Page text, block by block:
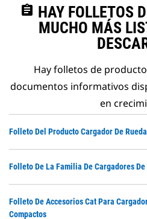
assignment HAY FOLLETOS
MUCHO MÁS
Hay folletos de
documentos informativos
en
Folleto Del Producto Cargador De
Folleto De La Familia De Cargadores
Folleto De Accesorios Cat Para
Compactos